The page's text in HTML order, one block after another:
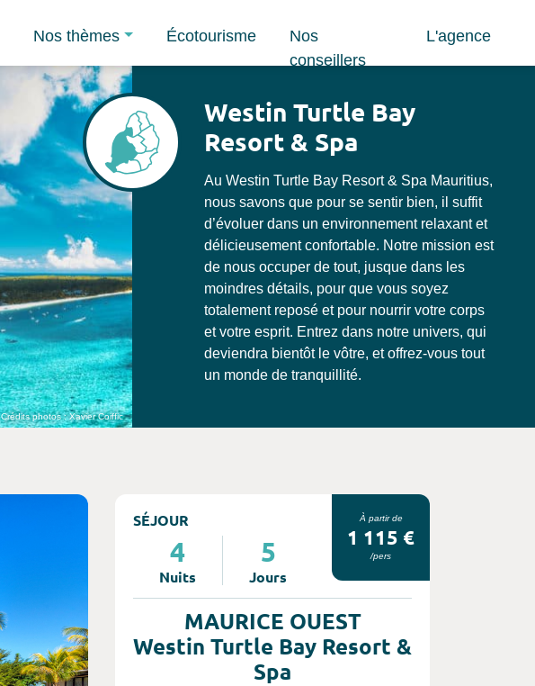
Nos thèmes Écotourisme
Nos
conseillers
L'agence
Crédits photos : Xavier Coiffic
Westin Turtle Bay
Resort & Spa
Au Westin Turtle Bay Resort & Spa Mauritius,
nous savons que pour se sentir bien, il suffit
d’évoluer dans un environnement relaxant et
délicieusement confortable. Notre mission est
de nous occuper de tout, jusque dans les
moindres détails, pour que vous soyez
totalement reposé et pour nourrir votre corps
et votre esprit. Entrez dans notre univers, qui
deviendra bientôt le vôtre, et offrez-vous tout
un monde de tranquillité.
SÉJOUR
4
Nuits
5
Jours
À partir de
1 115 €
/pers
MAURICE OUEST
Westin Turtle Bay Resort &
Spa